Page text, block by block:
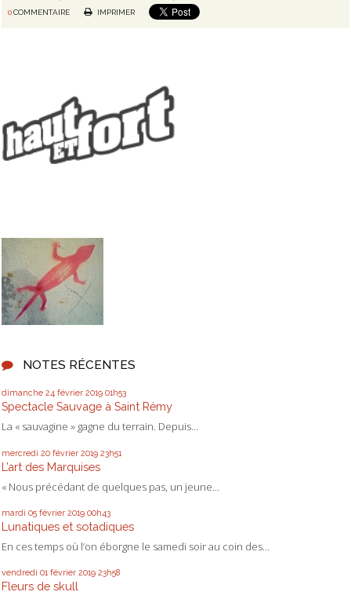
NOTES RÉCENTES
dimanche 24 février 2019 01h53
Spectacle Sauvage à Saint Rémy
La « sauvagine » gagne du terrain. Depuis...
mercredi 20 février 2019 23h51
L’art des Marquises
« Nous précédant de quelques pas, un jeune...
mardi 05 février 2019 00h43
Lunatiques et sotadiques
En ces temps où l’on éborgne le samedi soir au coin des...
vendredi 01 février 2019 23h58
Fleurs de skull
0COMMENTAIRE IMPRIMER